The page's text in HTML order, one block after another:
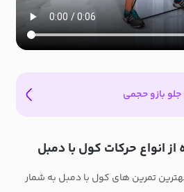
بازو حجمی
تمرین های کول با دمبل به شمار